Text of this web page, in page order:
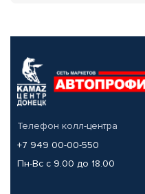
Телефон колл-центра
+7 949 00-00-550
Пн-Вс с 9.00 до 18.00